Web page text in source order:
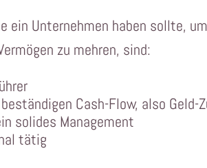
ein Unternehmen haben sollte,
zu mehren, sind:
Cash-Flow, also Geld-
solides Management
tätig